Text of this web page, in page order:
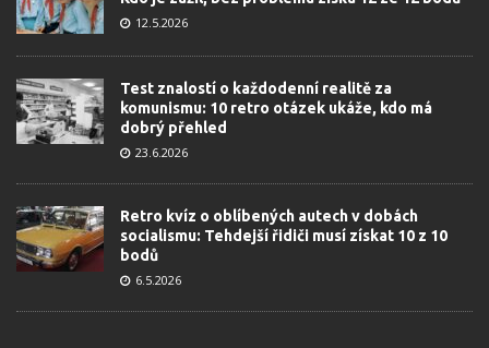
12.5.2026
Test znalostí o každodenní realitě za
komunismu: 10 retro otázek ukáže, kdo má
dobrý přehled
23.6.2026
Retro kvíz o oblíbených autech v dobách
socialismu: Tehdejší řidiči musí získat 10 z 10
bodů
6.5.2026